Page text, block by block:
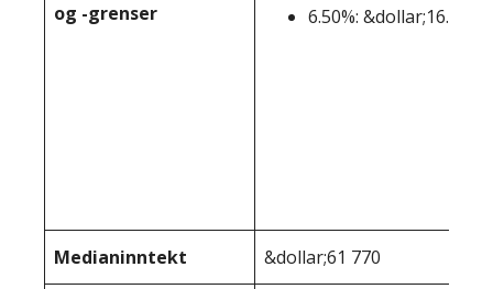
og -grenser
6.50%: &dollar;16.041+
Medianinntekt &dollar;61 770